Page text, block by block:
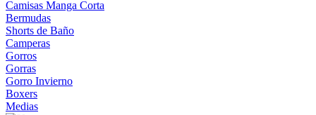
Camisas Manga Corta
Bermudas
Shorts de Baño
Camperas
Gorros
Gorras
Gorro Invierno
Boxers
Medias